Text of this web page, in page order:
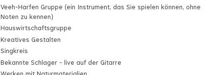
Veeh-Harfen Gruppe (ein Instrument, das Sie spielen können, ohne
Noten zu kennen)
Hauswirtschaftsgruppe
Kreatives Gestalten
Singkreis
Bekannte Schlager - live auf der Gitarre